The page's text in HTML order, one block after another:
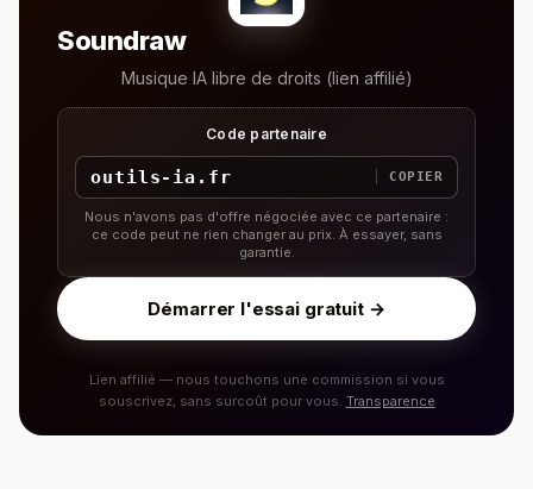
Soundraw
Musique IA libre de droits (lien affilié)
Code partenaire
outils-ia.fr COPIER
Nous n'avons pas d'offre négociée avec ce partenaire :
ce code peut ne rien changer au prix. À essayer, sans
garantie.
Démarrer l'essai gratuit →
Lien affilié — nous touchons une commission si vous
souscrivez, sans surcoût pour vous. Transparence